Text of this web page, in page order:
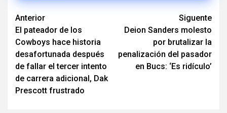
Navegación
de
entradas
Anterior
El pateador de los
Cowboys hace historia
desafortunada después
de fallar el tercer intento
de carrera adicional, Dak
Prescott frustrado
Siguente
Deion Sanders molesto
por brutalizar la
penalización del pasador
en Bucs: ‘Es ridículo’